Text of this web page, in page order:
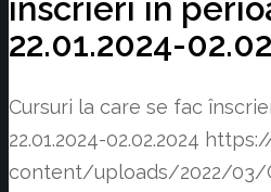
înscrieri în
22.01.2024-
Cursuri la care se fac
22.01.2024-02.02.2024
content/uploads/2022/03/